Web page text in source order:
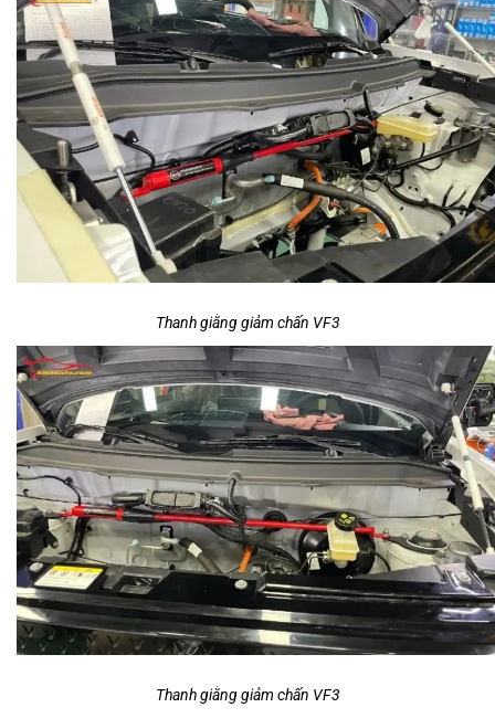
Thanh giằng giảm chấn VF3
Thanh giằng giảm chấn VF3